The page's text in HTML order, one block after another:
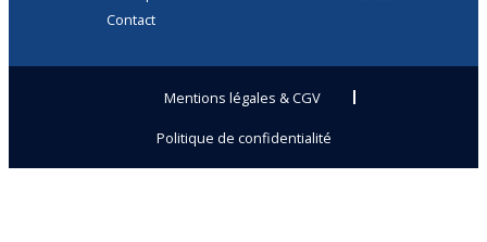
Contact
Mentions légales & CGV
Politique de confidentialité